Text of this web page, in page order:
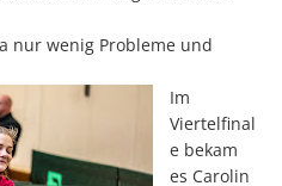
nur wenig Probleme und
Im
Viertelfinal
e bekam
es Carolin